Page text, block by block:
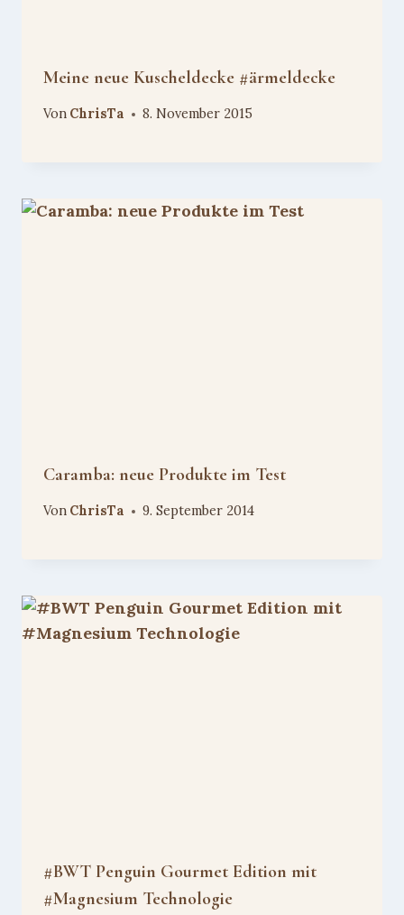
Meine neue Kuscheldecke #ärmeldecke
Von ChrisTa 8. November 2015
Caramba: neue Produkte im Test
Von ChrisTa 9. September 2014
#BWT Penguin Gourmet Edition mit
#Magnesium Technologie